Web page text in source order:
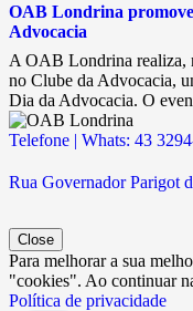
OAB Londrina
Advocacia
A OAB Londrina realiza,
no Clube da Advocacia,
Dia da Advocacia. O
Telefone | Whats: 43
Rua Governador Parigot
Close
Para melhorar a sua
"cookies". Ao continuar
Política de privacidade